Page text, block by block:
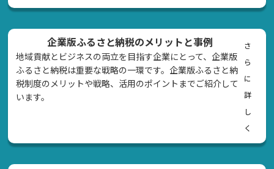
企業版ふるさと納税のメリットと事例
地域貢献とビジネスの両立を目指す企業にとって、企業版
ふるさと納税は重要な戦略の一環です。企業版ふるさと納
税制度のメリットや戦略、活用のポイントまでご紹介して
います。
さ
ら
に
詳
し
く